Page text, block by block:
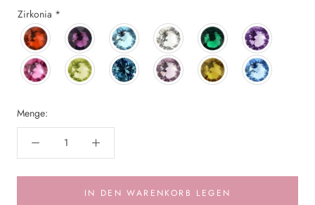
Zirkonia *
Menge:
IN DEN WARENKORB LEGEN